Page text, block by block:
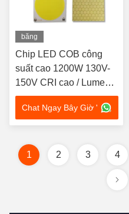
băng
hình
Chip LED COB công
suất cao 1200W 130V-
150V CRI cao / Lumen
cao cho đèn sân khấu
Chat Ngay Bây Giờ '
1 2 3 4